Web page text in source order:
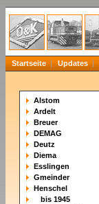
Startseite Updates
Alstom
Ardelt
Breuer
DEMAG
Deutz
Diema
Esslingen
Gmeinder
Henschel
bis 1945